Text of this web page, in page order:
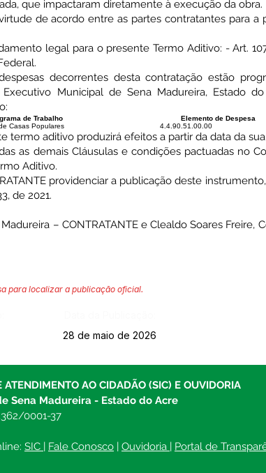
que impactaram diretamente à execução da obra.
virtude de acordo entre as partes contratantes para a
legal para o presente Termo Aditivo: - Art.
decorrentes desta contratação estão
Municipal de Sena Madureira, Estado
de Trabalho Elemento de Despesa
Casas Populares 4.4.90.51.00.00
termo aditivo produzirá efeitos a partir da data da
as demais Cláusulas e condições pactuadas no
Aditivo.
providenciar a publicação deste
de 2021.
– CONTRATANTE e Clealdo Soares Freire,
para localizar a publicação oficial.
28 de maio de 2026
ATENDIMENTO AO CIDADÃO (SIC) E OUVIDORIA
Sena Madureira - Estado do Acre
0001-37
SIC | Fale Conosco | Ouvidoria | Portal de